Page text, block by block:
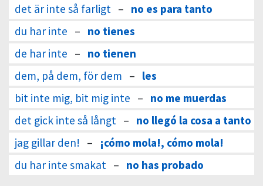
det är inte så farligt – no es para tanto
du har inte – no tienes
de har inte – no tienen
dem, på dem, för dem – les
bit inte mig, bit mig inte – no me muerdas
det gick inte så långt – no llegó la cosa a tanto
jag gillar den! –
¡cómo mola!, cómo mola!
du har inte smakat – no has probado